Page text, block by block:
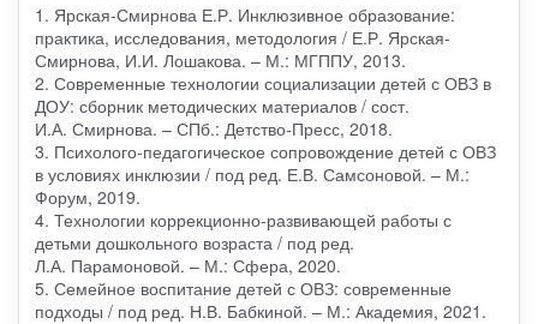
1. Ярская-Смирнова Е.Р. Инклюзивное образование:
практика, исследования, методология / Е.Р. Ярская-
Смирнова, И.И. Лошакова. – М.: МГППУ, 2013.
2. Современные технологии социализации детей с ОВЗ в
ДОУ: сборник методических материалов / сост.
И.А. Смирнова. – СПб.: Детство-Пресс, 2018.
3. Психолого-педагогическое сопровождение детей с ОВЗ
в условиях инклюзии / под ред. Е.В. Самсоновой. – М.:
Форум, 2019.
4. Технологии коррекционно-развивающей работы с
детьми дошкольного возраста / под ред.
Л.А. Парамоновой. – М.: Сфера, 2020.
5. Семейное воспитание детей с ОВЗ: современные
подходы / под ред. Н.В. Бабкиной. – М.: Академия, 2021.